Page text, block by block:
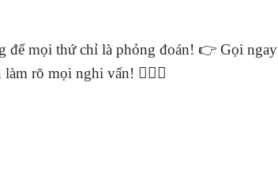
để mọi thứ chỉ là phỏng đoán! 👉 Gọi ngay
làm rõ mọi nghi vấn! 🕵️‍♀️📸